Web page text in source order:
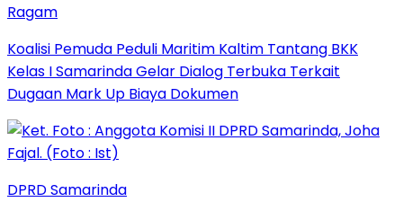
Ragam
Koalisi Pemuda Peduli Maritim Kaltim Tantang BKK
Kelas I Samarinda Gelar Dialog Terbuka Terkait
Dugaan Mark Up Biaya Dokumen
DPRD Samarinda